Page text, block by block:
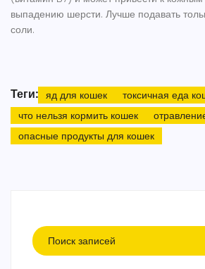
выпадению шерсти. Лучше подавать
соли.
Теги: яд для кошек
токсичная еда
что нельзя кормить кошек
опасные продукты для кошек